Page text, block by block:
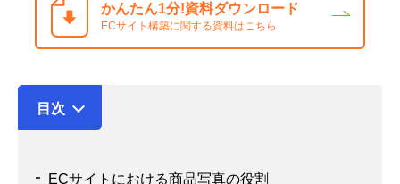
かんたん1分!資料ダウンロード
ECサイト構築に関する資料はこちら
目次
ECサイトにおける商品写真の役割